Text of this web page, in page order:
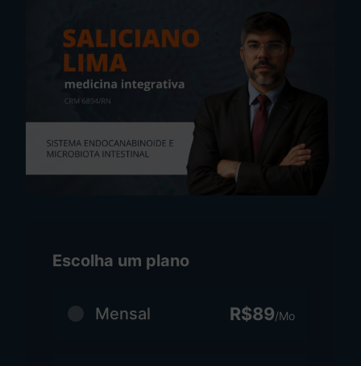
Escolha um plano
Mensal R$89/Mo